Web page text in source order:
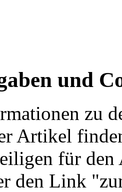
und
zu
Artikel
für
den Link